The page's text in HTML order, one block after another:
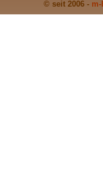
© seit 2006 -